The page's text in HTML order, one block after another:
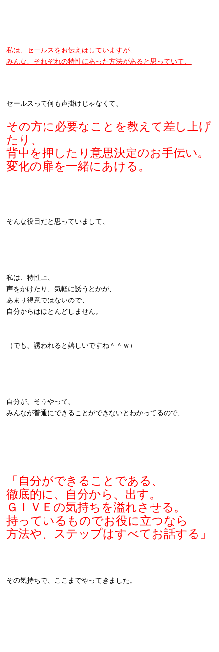
私は、セールスをお伝えはしていますが、
みんな、それぞれの特性にあった方法があると思っていて、
セールスって何も声掛けじゃなくて、
その方に必要なことを教えて差し上げ
たり、
背中を押したり意思決定のお手伝い。
変化の扉を一緒にあける。
そんな役目だと思っていまして、
私は、特性上、
声をかけたり、気軽に誘うとかが、
あまり得意ではないので、
自分からはほとんどしません。
（でも、誘われると嬉しいですね＾＾ｗ）
自分が、そうやって、
みんなが普通にできることができないとわかってるので、
「自分ができることである、
徹底的に、自分から、出す。
ＧＩＶＥの気持ちを溢れさせる。
持っているものでお役に立つなら
方法や、ステップはすべてお話する」
その気持ちで、ここまでやってきました。